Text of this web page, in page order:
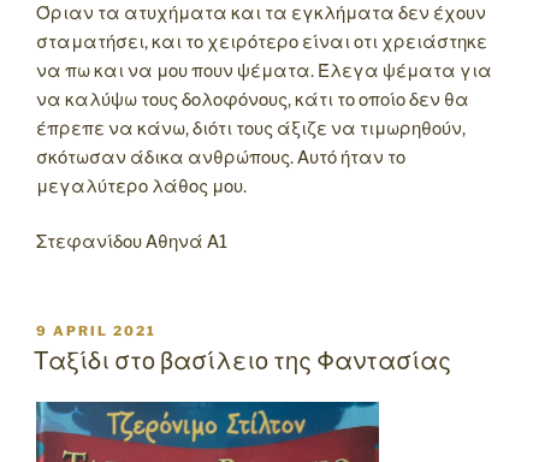
Όριαν τα ατυχήματα και τα εγκλήματα δεν έχουν
σταματήσει, και το χειρότερο είναι οτι χρειάστηκε
να πω και να μου πουν ψέματα. Έλεγα ψέματα για
να καλύψω τους δολοφόνους, κάτι το οποίο δεν θα
έπρεπε να κάνω, διότι τους άξιζε να τιμωρηθούν,
σκότωσαν άδικα ανθρώπους. Αυτό ήταν το
μεγαλύτερο λάθος μου.
Στεφανίδου Αθηνά Α1
POSTED
ON
9 APRIL 2021
Ταξίδι στο βασίλειο της Φαντασίας